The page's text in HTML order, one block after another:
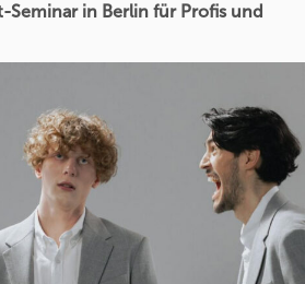
Seminar in Berlin für Profis und